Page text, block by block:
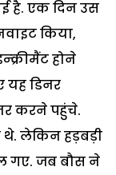
है. एक दिन उस
किया,
होने
यह डिनर
करने पहुंचे.
लेकिन हड़बड़ी
गए. जब बौस ने